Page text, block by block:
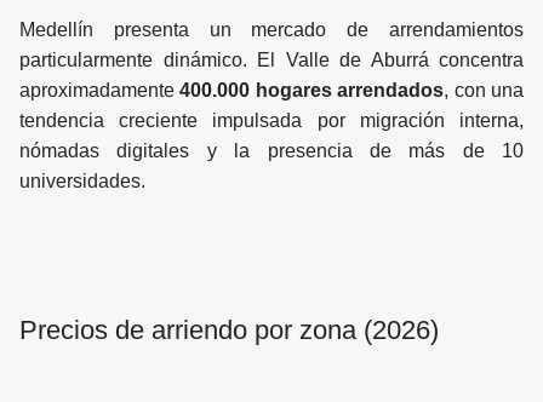
Medellín presenta un mercado de arrendamientos
particularmente dinámico. El Valle de Aburrá concentra
aproximadamente400.000 hogares arrendados, con una
tendencia creciente impulsada por migración interna,
nómadas digitales y la presencia de más de 10
universidades.
Precios de arriendo por zona (2026)